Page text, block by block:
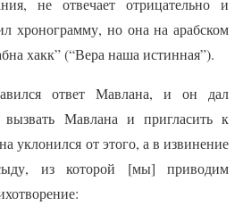
не отвечает отрицательно и
хронограмму, но она на арабском
хакк” (“Вера наша истинная”).
ответ Мавлана, и он дал
вызвать Мавлана и пригласить к
уклонился от этого, а в извинение
из которой [мы] приводим